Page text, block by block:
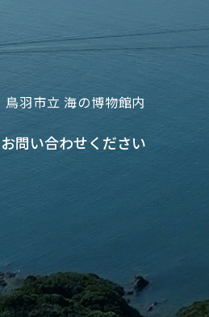
鳥羽市立 海の博物館内
お問い合わせください